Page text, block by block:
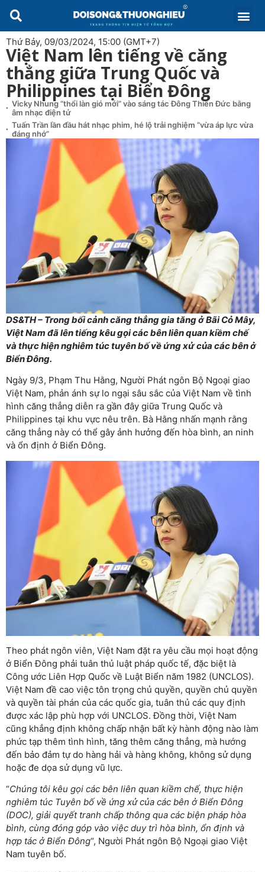
Thứ Bảy, 09/03/2024, 15:00 (GMT+7)
Việt Nam lên tiếng về căng
thẳng giữa Trung Quốc và
Philippines tại Biển Đông
Vicky Nhung “thổi làn gió mới” vào sáng tác Đông Thiên Đức bằng
âm nhạc điện tử
Tuấn Trần lần đầu hát nhạc phim, hé lộ trải nghiệm “vừa áp lực vừa
đáng nhớ”
DS&TH – Trong bối cảnh căng thẳng gia tăng ở Bãi Cỏ Mây,
Việt Nam đã lên tiếng kêu gọi các bên liên quan kiềm chế
và thực hiện nghiêm túc tuyên bố về ứng xử của các bên ở
Biển Đông.
Ngày 9/3, Phạm Thu Hằng, Người Phát ngôn Bộ Ngoại giao
Việt Nam, phản ánh sự lo ngại sâu sắc của Việt Nam về tình
hình căng thẳng diễn ra gần đây giữa Trung Quốc và
Philippines tại khu vực nêu trên. Bà Hằng nhấn mạnh rằng
căng thẳng này có thể gây ảnh hưởng đến hòa bình, an ninh
và ổn định ở Biển Đông.
Theo phát ngôn viên, Việt Nam đặt ra yêu cầu mọi hoạt động
ở Biển Đông phải tuân thủ luật pháp quốc tế, đặc biệt là
Công ước Liên Hợp Quốc về Luật Biển năm 1982 (UNCLOS).
Việt Nam đề cao việc tôn trọng chủ quyền, quyền chủ quyền
và quyền tài phán của các quốc gia, tuân thủ các quy định
được xác lập phù hợp với UNCLOS. Đồng thời, Việt Nam
cũng khẳng định không chấp nhận bất kỳ hành động nào làm
phức tạp thêm tình hình, tăng thêm căng thẳng, mà hướng
đến bảo đảm tự do hàng hải và hàng không, không sử dụng
hoặc đe dọa sử dụng vũ lực.
“Chúng tôi kêu gọi các bên liên quan kiềm chế, thực hiện
nghiêm túc Tuyên bố về ứng xử của các bên ở Biển Đông
(DOC), giải quyết tranh chấp thông qua các biện pháp hòa
bình, cùng đóng góp vào việc duy trì hòa bình, ổn định và
hợp tác ở Biển Đông“, Người Phát ngôn Bộ Ngoại giao Việt
Nam tuyên bố.